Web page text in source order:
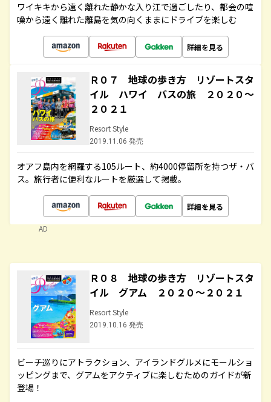
ワイキキから遠く離れた静かな入り江で過ごしたり、都会の喧
噪から遠く離れた離島を気の向くままにドライブを楽しむ
詳細を見る
Ｒ０７ 地球の歩き方 リゾートスタ
イル ハワイ バスの旅 ２０２０～
２０２１
Resort Style
2019.11.06 発売
オアフ島内を網羅する105ルート、約4000停留所を持つザ・バ
ス。旅行者に便利なルートを厳選して掲載。
詳細を見る
AD
Ｒ０８ 地球の歩き方 リゾートスタ
イル グアム ２０２０～２０２１
Resort Style
2019.10.16 発売
ビーチ巡りにアトラクション、アイランドグルメにモールショ
ッピングまで、グアムをアクティブに楽しむためのガイドが新
登場！